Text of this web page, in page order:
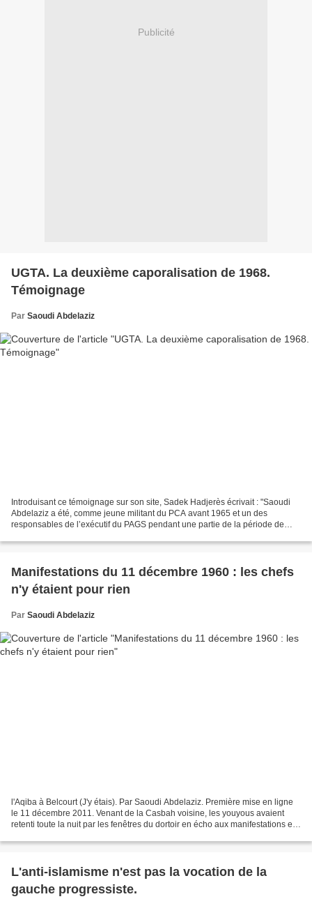
Publicité
UGTA. La deuxième caporalisation de 1968.
Témoignage
Par Saoudi Abdelaziz
Introduisant ce témoignage sur son site, Sadek Hadjerès écrivait : "Saoudi
Abdelaziz a été, comme jeune militant du PCA avant 1965 et un des
responsables de l’exécutif du PAGS pendant une partie de la période de
Manifestations du 11 décembre 1960 : les chefs
n'y étaient pour rien
Par Saoudi Abdelaziz
l'Aqiba à Belcourt (J'y étais). Par Saoudi Abdelaziz. Première mise en ligne
le 11 décembre 2011. Venant de la Casbah voisine, les youyous avaient
retenti toute la nuit par les fenêtres du dortoir en écho aux manifestations et
L'anti-islamisme n'est pas la vocation de la
gauche progressiste.